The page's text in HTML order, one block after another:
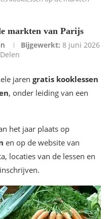
markten van Parijs
Bijgewerkt: 8 juni 2026
Delen
jaren gratis kooklessen
, onder leiding van een
het jaar plaats op
en op de website van
locaties van de lessen en